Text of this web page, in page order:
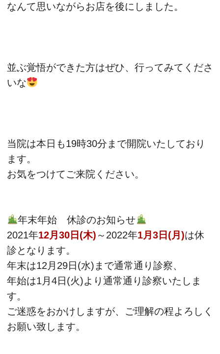
なんて思いながらお店を後にしました。
並ぶ覚悟ができた方はぜひ、行ってみてくださ
いな
当院は本日も19時30分まで開院いたしており
ます。
お気をつけてご来院ください。
年末年始 休診のお知らせ
2021年12月30日(木) ～2022年1月3日(月)は休
診となります。
年末は12月29日(水)まで通常通り診察、
年始は1月4日(火)より通常通り診察いたしま
す。
ご迷惑をおかけしますが、ご理解の程よろしく
お願い致します。